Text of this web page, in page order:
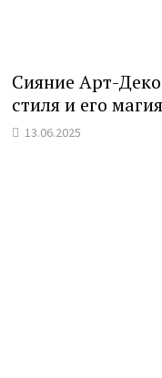
Сияние Арт-
стиля и его магия
13.06.2025